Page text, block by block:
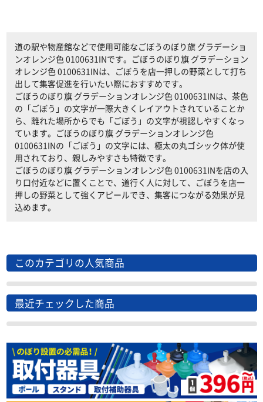
道の駅や物産館などで使用可能なごぼうのぼり旗 グラデーショ
ンオレンジ色 0100631INです。ごぼうのぼり旗 グラデーション
オレンジ色 0100631INは、ごぼうを店一押しの野菜として打ち
出して集客促進を行いたい際におすすめです。
ごぼうのぼり旗 グラデーションオレンジ色 0100631INは、茶色
の「ごぼう」の文字が一際大きくレイアウトされていることか
ら、離れた場所からでも「ごぼう」の文字が視認しやすくなっ
ています。ごぼうのぼり旗 グラデーションオレンジ色
0100631INの「ごぼう」の文字には、極太の丸ゴシック体が使
用されており、親しみやすさも特徴です。
ごぼうのぼり旗 グラデーションオレンジ色 0100631INを店の入
り口付近などに置くことで、道行く人に対して、ごぼうを店一
押しの野菜として強くアピールでき、集客につながる効果が見
込めます。
このカテゴリの人気商品
最近チェックした商品